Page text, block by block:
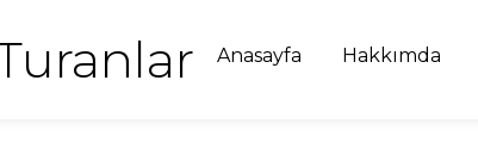
Anasayfa Hakkımda